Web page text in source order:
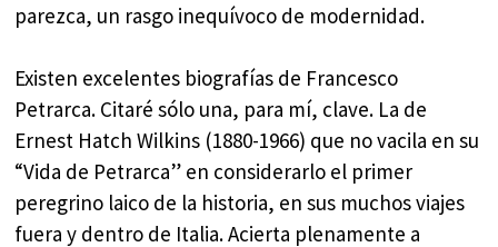
parezca, un rasgo inequívoco de modernidad.
Existen excelentes biografías de Francesco
Petrarca. Citaré sólo una, para mí, clave. La de
Ernest Hatch Wilkins (1880-1966) que no vacila en su
“Vida de Petrarca” en considerarlo el primer
peregrino laico de la historia, en sus muchos viajes
fuera y dentro de Italia. Acierta plenamente a